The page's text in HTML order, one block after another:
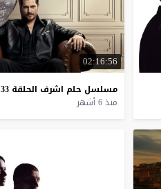
02:16:56
مسلسل حلم اشرف الحلقة 33
منذ 6 أشهر